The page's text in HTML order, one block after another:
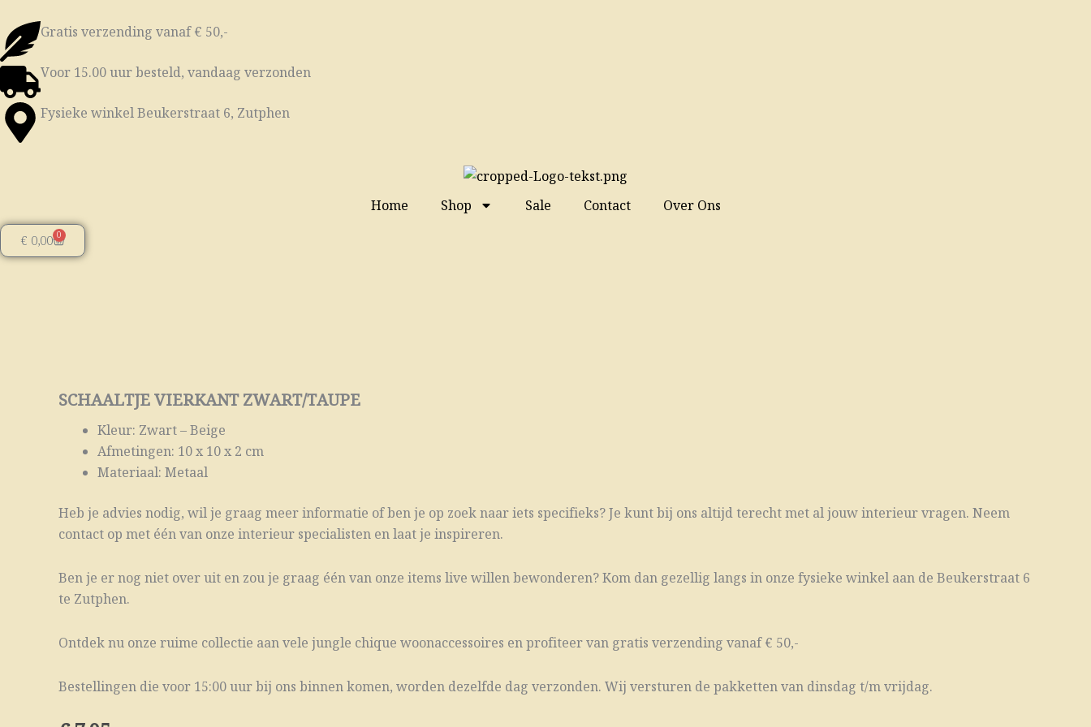
naar
de
inhoud
Gratis verzending vanaf € 50,-
Voor 15.00 uur besteld, vandaag verzonden
Fysieke winkel Beukerstraat 6, Zutphen
Home Shop Sale Contact Over Ons
€ 0,00 0
Winkelwagen
SCHAALTJE VIERKANT ZWART/TAUPE
Kleur: Zwart – Beige
Afmetingen: 10 x 10 x 2 cm
Materiaal: Metaal
Heb je advies nodig, wil je graag meer informatie of ben je op zoek naar iets specifieks? Je kunt bij ons altijd terecht met al jouw interieur vragen. Neem
contact op met één van onze interieur specialisten en laat je inspireren.
Ben je er nog niet over uit en zou je graag één van onze items live willen bewonderen? Kom dan gezellig langs in onze fysieke winkel aan de Beukerstraat 6
te Zutphen.
Ontdek nu onze ruime collectie aan vele jungle chique woonaccessoires en profiteer van gratis verzending vanaf € 50,-
Bestellingen die voor 15:00 uur bij ons binnen komen, worden dezelfde dag verzonden. Wij versturen de pakketten van dinsdag t/m vrijdag.